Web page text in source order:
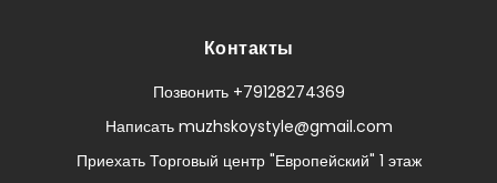
Контакты
Позвонить +79128274369
Написать muzhskoystyle@gmail.com
Приехать Торговый центр "Европейский" 1 этаж